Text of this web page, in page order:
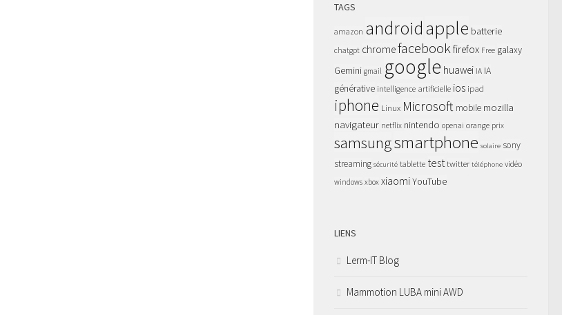
TAGS
amazon androidapple batterie
chatgpt chromefacebookfirefox Free galaxy
Gemini gmail google huawei IA IA
générative intelligence artificielle ios ipad
iphone Linux Microsoft mobile mozilla
navigateur netflix nintendo openai orange prix
samsungsmartphone solaire sony
streaming sécurité tablette testtwitter téléphone vidéo
windows xbox xiaomiYouTube
LIENS
Lerm-IT Blog
Mammotion LUBA mini AWD